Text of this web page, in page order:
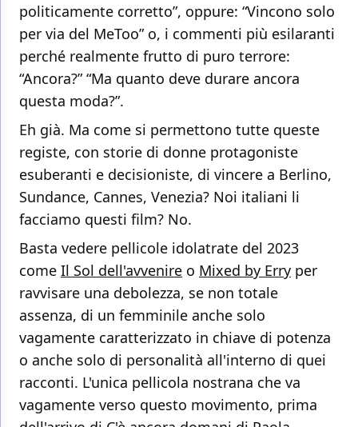
politicamente corretto”, oppure: “Vincono solo
per via del MeToo” o, i commenti più esilaranti
perché realmente frutto di puro terrore:
“Ancora?” “Ma quanto deve durare ancora
questa moda?”.
Eh già. Ma come si permettono tutte queste
registe, con storie di donne protagoniste
esuberanti e decisioniste, di vincere a Berlino,
Sundance, Cannes, Venezia? Noi italiani li
facciamo questi film? No.
Basta vedere pellicole idolatrate del 2023
come Il Sol dell'avvenire o Mixed by Erry per
ravvisare una debolezza, se non totale
assenza, di un femminile anche solo
vagamente caratterizzato in chiave di potenza
o anche solo di personalità all'interno di quei
racconti. L'unica pellicola nostrana che va
vagamente verso questo movimento, prima